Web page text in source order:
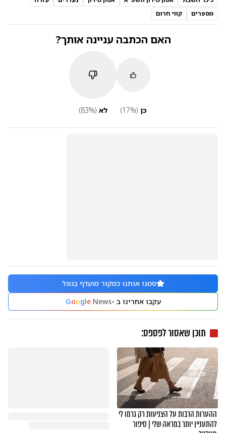
מספרים
קווי חרום
האם הכתבה עניינה אותך?
כן (
17%) לא (
83%)
סמנו אותנו כמקור מועדף בגוגל
עקבו אחרינו ב -
GoogleNews
תוכן שאסור לפספס:
ההערות הרבות על הצניעות רק גרמו לי
להתעניין יותר במראה שלי | סיפור